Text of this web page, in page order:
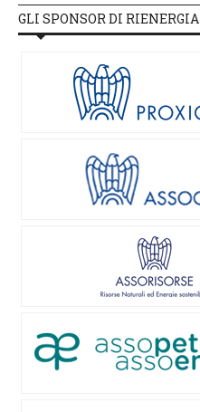
GLI SPONSOR DI RIENERGIA